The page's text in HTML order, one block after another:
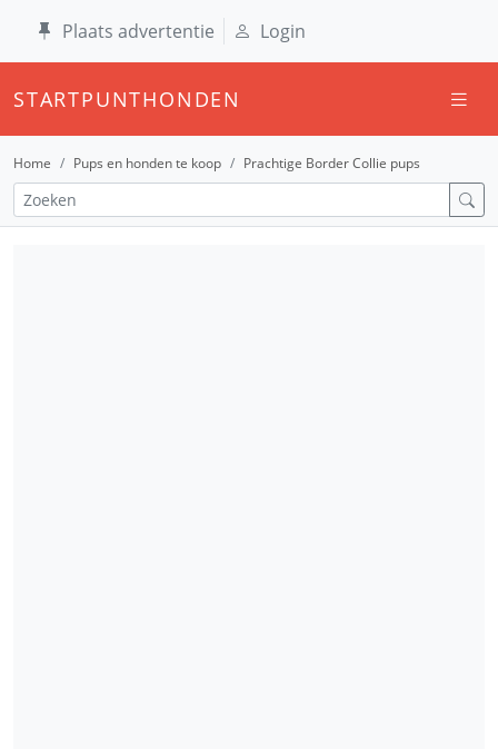
Plaats advertentie Login
STARTPUNTHONDEN
Home Pups en honden te koop Prachtige Border Collie pups